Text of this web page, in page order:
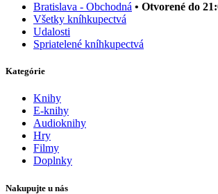
Bratislava - Obchodná • Otvorené do
Všetky kníhkupectvá
Udalosti
Spriatelené kníhkupectvá
Kategórie
Knihy
E-knihy
Audioknihy
Hry
Filmy
Doplnky
Nakupujte u nás